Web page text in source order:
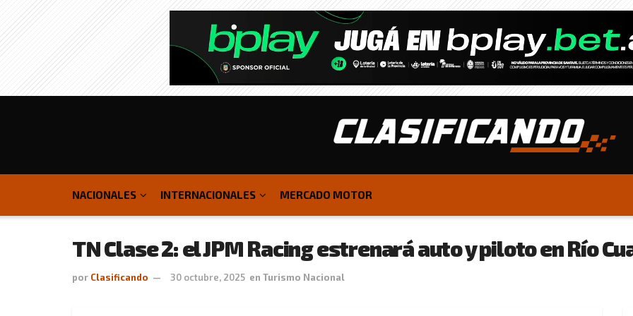
NACIONALES INTERNACIONALES MERCADO MOTOR
TN Clase 2: el JPM Racing estrenará auto y piloto en Río
por Clasificando 30 octubre, 2025 en Turismo Nacional